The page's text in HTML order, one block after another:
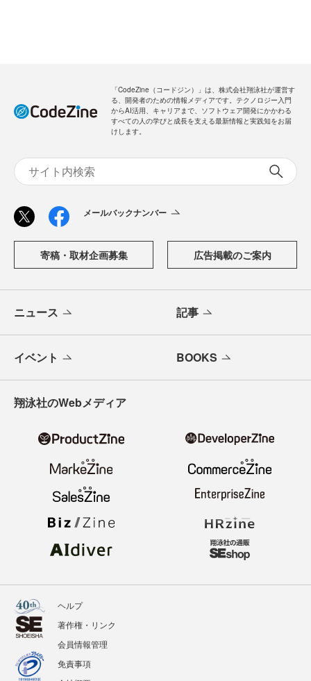
「CodeZine（コードジン）」は、株式会社翔泳社が運営す
る、開発者のための情報メディアです。テクノロジー入門
からAI活用、キャリアまで、ソフトウェア開発にかかわる
すべての人の学びと成長を支える最新情報と実践知をお届
けします。
メールバックナンバー
寄稿・取材企画募集 広告掲載のご案内
ニュース 記事
イベント BOOKS
翔泳社のWebメディア
ヘルプ
著作権・リンク
会員情報管理
免責事項